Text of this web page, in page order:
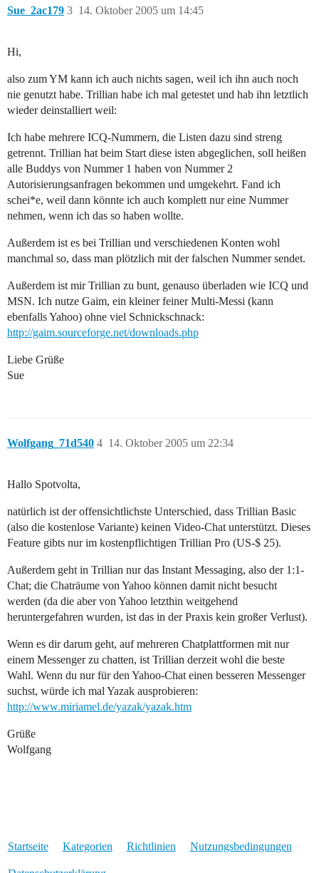
Sue_2ac179 14. Oktober 2005 um 14:45
3
Hi,
also zum YM kann ich auch nichts sagen, weil ich ihn auch noch
nie genutzt habe. Trillian habe ich mal getestet und hab ihn letztlich
wieder deinstalliert weil:
Ich habe mehrere ICQ-Nummern, die Listen dazu sind streng
getrennt. Trillian hat beim Start diese isten abgeglichen, soll heißen
alle Buddys von Nummer 1 haben von Nummer 2
Autorisierungsanfragen bekommen und umgekehrt. Fand ich
schei*e, weil dann könnte ich auch komplett nur eine Nummer
nehmen, wenn ich das so haben wollte.
Außerdem ist es bei Trillian und verschiedenen Konten wohl
manchmal so, dass man plötzlich mit der falschen Nummer sendet.
Außerdem ist mir Trillian zu bunt, genauso überladen wie ICQ und
MSN. Ich nutze Gaim, ein kleiner feiner Multi-Messi (kann
ebenfalls Yahoo) ohne viel Schnickschnack:
http://gaim.sourceforge.net/downloads.php
Liebe Grüße
Sue
Wolfgang_71d540 14. Oktober 2005 um 22:34
4
Hallo Spotvolta,
natürlich ist der offensichtlichste Unterschied, dass Trillian Basic
(also die kostenlose Variante) keinen Video-Chat unterstützt. Dieses
Feature gibts nur im kostenpflichtigen Trillian Pro (US-$ 25).
Außerdem geht in Trillian nur das Instant Messaging, also der 1:1-
Chat; die Chaträume von Yahoo können damit nicht besucht
werden (da die aber von Yahoo letzthin weitgehend
heruntergefahren wurden, ist das in der Praxis kein großer Verlust).
Wenn es dir darum geht, auf mehreren Chatplattformen mit nur
einem Messenger zu chatten, ist Trillian derzeit wohl die beste
Wahl. Wenn du nur für den Yahoo-Chat einen besseren Messenger
suchst, würde ich mal Yazak ausprobieren:
http://www.miriamel.de/yazak/yazak.htm
Grüße
Wolfgang
Startseite Kategorien Richtlinien Nutzungsbedingungen